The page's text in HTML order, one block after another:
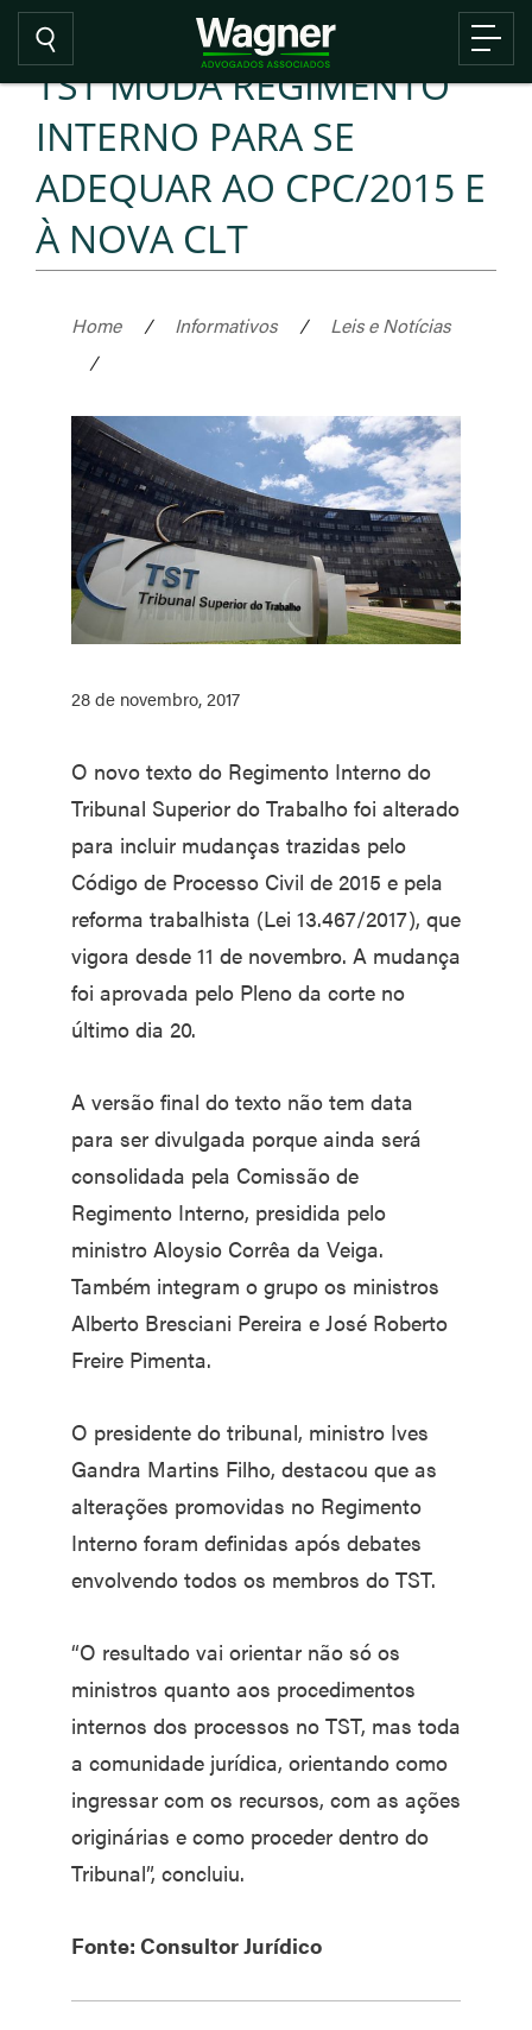
TST MUDA REGIMENTO
INTERNO PARA SE
ADEQUAR AO CPC/2015 E
À NOVA CLT
Home / Informativos /
Leis e Notícias
/
28 de novembro, 2017
O novo texto do Regimento Interno do
Tribunal Superior do Trabalho foi alterado
para incluir mudanças trazidas pelo
Código de Processo Civil de 2015 e pela
reforma trabalhista (Lei 13.467/2017), que
vigora desde 11 de novembro. A mudança
foi aprovada pelo Pleno da corte no
último dia 20.
A versão final do texto não tem data
para ser divulgada porque ainda será
consolidada pela Comissão de
Regimento Interno, presidida pelo
ministro Aloysio Corrêa da Veiga.
Também integram o grupo os ministros
Alberto Bresciani Pereira e José Roberto
Freire Pimenta.
O presidente do tribunal, ministro Ives
Gandra Martins Filho, destacou que as
alterações promovidas no Regimento
Interno foram definidas após debates
envolvendo todos os membros do TST.
“O resultado vai orientar não só os
ministros quanto aos procedimentos
internos dos processos no TST, mas toda
a comunidade jurídica, orientando como
ingressar com os recursos, com as ações
originárias e como proceder dentro do
Tribunal”, concluiu.
Fonte: Consultor Jurídico